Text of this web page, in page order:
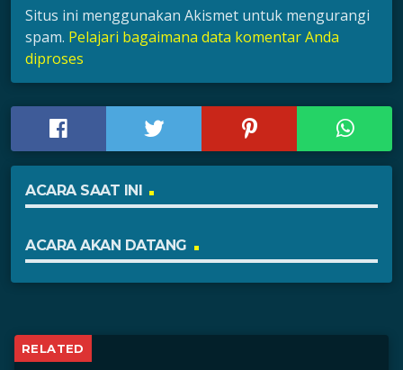
Situs ini menggunakan Akismet untuk mengurangi
spam. Pelajari bagaimana data komentar Anda
diproses
ACARA SAAT INI
ACARA AKAN DATANG
RELATED